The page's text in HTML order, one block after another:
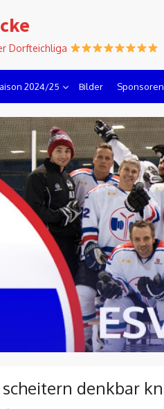
Dorfteichliga
2024/25 Bilder Sponsoren
denkbar